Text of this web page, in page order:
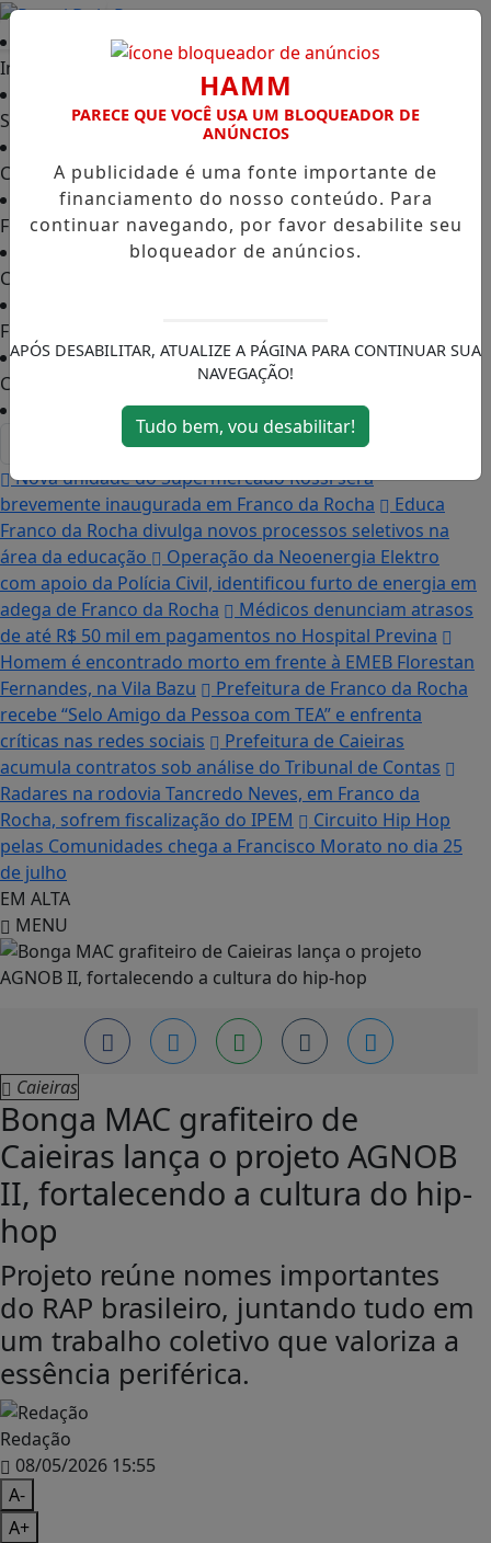
Início
Sobre Nós
Colunas
Franco da Rocha
Caieiras
Francisco Morato
Cimbaju
Nova unidade do Supermercado Rossi será
brevemente inaugurada em Franco da Rocha
Educa
Franco da Rocha divulga novos processos seletivos na
área da educação
Operação da Neoenergia Elektro
com apoio da Polícia Civil, identificou furto de energia em
adega de Franco da Rocha
Médicos denunciam atrasos
de até R$ 50 mil em pagamentos no Hospital Previna
Homem é encontrado morto em frente à EMEB Florestan
Fernandes, na Vila Bazu
Prefeitura de Franco da Rocha
recebe “Selo Amigo da Pessoa com TEA” e enfrenta
críticas nas redes sociais
Prefeitura de Caieiras
acumula contratos sob análise do Tribunal de Contas
Radares na rodovia Tancredo Neves, em Franco da
Rocha, sofrem fiscalização do IPEM
Circuito Hip Hop
pelas Comunidades chega a Francisco Morato no dia 25
de julho
EM ALTA
MENU
Caieiras
Bonga MAC grafiteiro de
Caieiras lança o projeto AGNOB
II, fortalecendo a cultura do hip-
hop
Projeto reúne nomes importantes
do RAP brasileiro, juntando tudo em
um trabalho coletivo que valoriza a
essência periférica.
Redação
08/05/2026 15:55
A-
A+
HAMM
PARECE QUE VOCÊ USA UM BLOQUEADOR DE
ANÚNCIOS
A publicidade é uma fonte importante de
financiamento do nosso conteúdo. Para
continuar navegando, por favor desabilite seu
bloqueador de anúncios.
APÓS DESABILITAR, ATUALIZE A PÁGINA PARA CONTINUAR SUA
NAVEGAÇÃO!
Tudo bem, vou desabilitar!